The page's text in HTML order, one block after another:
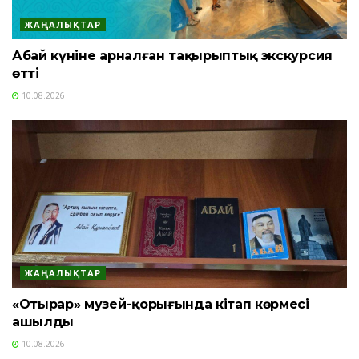
ЖАҢАЛЫҚТАР
Абай күніне арналған тақырыптық экскурсия
өтті
10.08.2026
ЖАҢАЛЫҚТАР
«Отырар» музей-қорығында кітап көрмесі
ашылды
10.08.2026